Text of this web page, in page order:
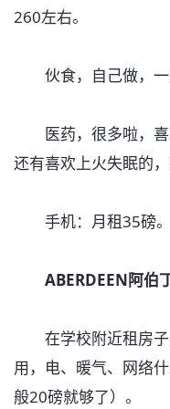
260左右。
伙食，自己做，一
医药，很多啦，喜
还有喜欢上火失眠的，
手机：月租35磅。
ABERDEEN阿伯
在学校附近租房子
用，电、暖气、网络
般20磅就够了）。